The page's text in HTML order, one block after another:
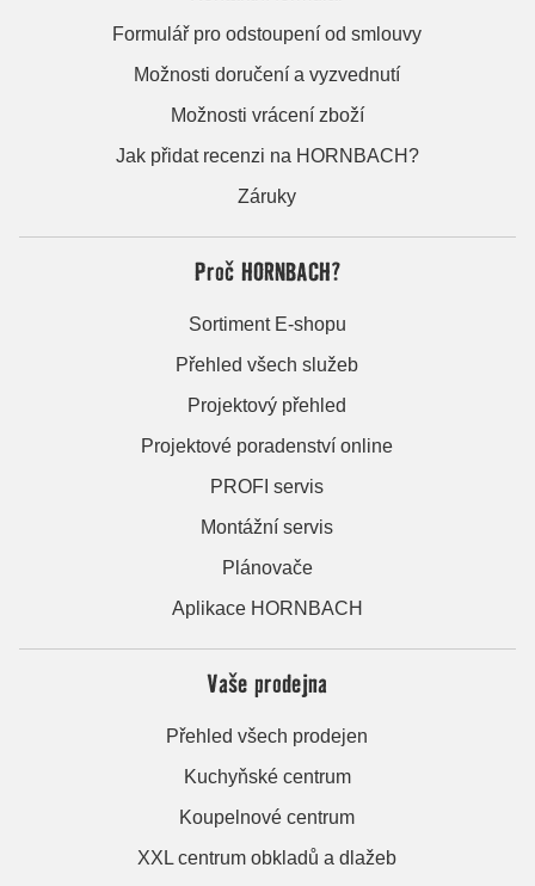
Formulář pro odstoupení od smlouvy
Možnosti doručení a vyzvednutí
Možnosti vrácení zboží
Jak přidat recenzi na HORNBACH?
Záruky
Proč HORNBACH?
Sortiment E-shopu
Přehled všech služeb
Projektový přehled
Projektové poradenství online
PROFI servis
Montážní servis
Plánovače
Aplikace HORNBACH
Vaše prodejna
Přehled všech prodejen
Kuchyňské centrum
Koupelnové centrum
XXL centrum obkladů a dlažeb